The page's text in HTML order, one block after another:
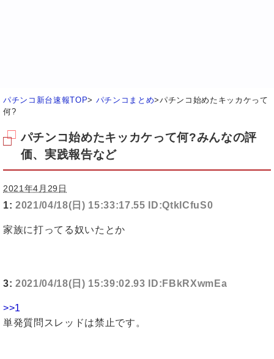
パチンコ新台速報TOP> パチンコまとめ>パチンコ始めたキッカケって
何?
パチンコ始めたキッカケって何?みんなの評
価、実践報告など
2021年4月29日
1: 2021/04/18(日) 15:33:17.55 ID:QtkICfuS0
家族に打ってる奴いたとか
3: 2021/04/18(日) 15:39:02.93 ID:FBkRXwmEa
>>1
単発質問スレッドは禁止です。